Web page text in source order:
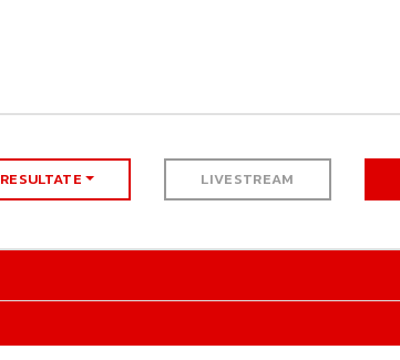
RESULTATE LIVESTREAM